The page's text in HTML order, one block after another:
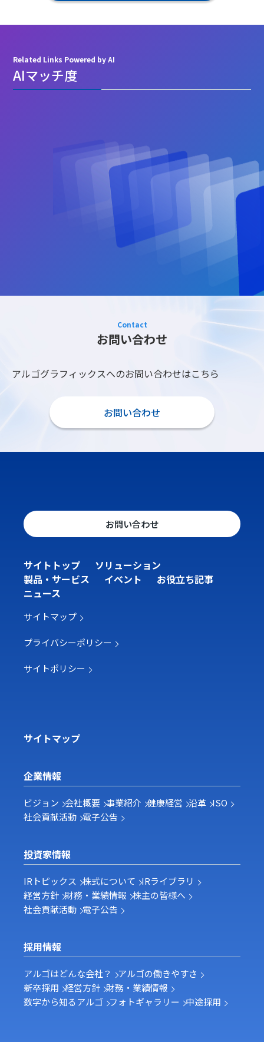
Related Links Powered by AI
AIマッチ度
Contact
お問い合わせ
アルゴグラフィックスへのお問い合わせはこちら
お問い合わせ
お問い合わせ
サイトトップ
ソリューション
製品・サービス
イベント
お役立ち記事
ニュース
サイトマップ
プライバシーポリシー
サイトポリシー
サイトマップ
企業情報
ビジョン 会社概要 事業紹介 健康経営 沿革 ISO
社会貢献活動 電子公告
投資家情報
IRトピックス 株式について IRライブラリ
経営方針 財務・業績情報 株主の皆様へ
社会貢献活動 電子公告
採用情報
アルゴはどんな会社？
アルゴの働きやすさ
新卒採用 経営方針 財務・業績情報
数字から知るアルゴ フォトギャラリー 中途採用